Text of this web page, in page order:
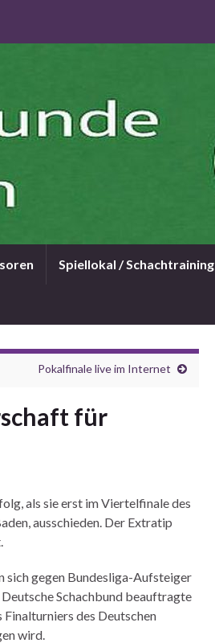
Spiellokal / Schachtraining
Pokalfinale live im Internet
für
als sie erst im Viertelfinale des
ausschieden. Der Extratip
sich gegen Bundesliga-Aufsteiger
Schachbund beauftragte
des Deutschen
wird.